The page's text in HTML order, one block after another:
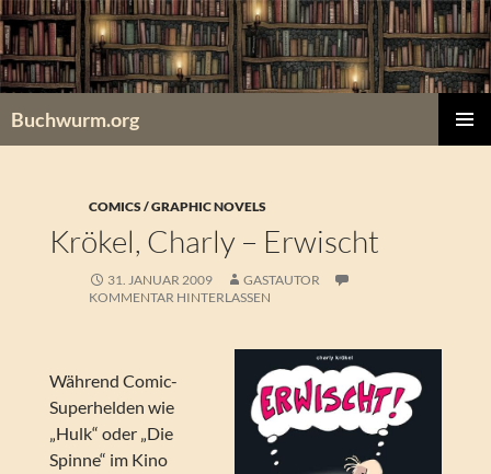
Zum
Inhalt
springen
Buchwurm.org
COMICS / GRAPHIC NOVELS
Krökel, Charly – Erwischt
31. JANUAR 2009
GASTAUTOR
KOMMENTAR HINTERLASSEN
Während Comic-
Superhelden wie
„Hulk“ oder „Die
Spinne“ im Kino